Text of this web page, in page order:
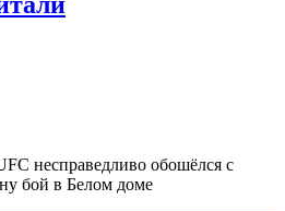
несправедливо обошёлся с
бой в Белом доме